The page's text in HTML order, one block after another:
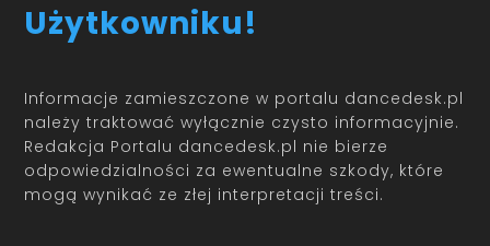
Użytkowniku!
Informacje zamieszczone w portalu dancedesk.pl
należy traktować wyłącznie czysto informacyjnie.
Redakcja Portalu dancedesk.pl nie bierze
odpowiedzialności za ewentualne szkody, które
mogą wynikać ze złej interpretacji treści.